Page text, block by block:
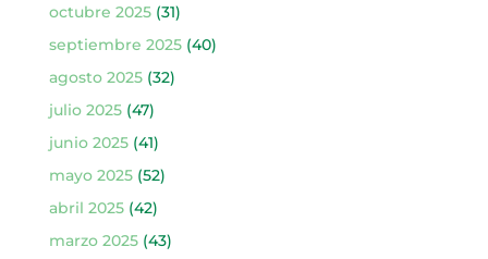
octubre 2025(31)
septiembre 2025(40)
agosto 2025(32)
julio 2025(47)
junio 2025(41)
mayo 2025(52)
abril 2025(42)
marzo 2025(43)